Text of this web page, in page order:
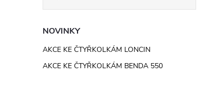
NOVINKY
AKCE KE ČTYŘKOLKÁM LONCIN
AKCE KE ČTYŘKOLKÁM BENDA 550